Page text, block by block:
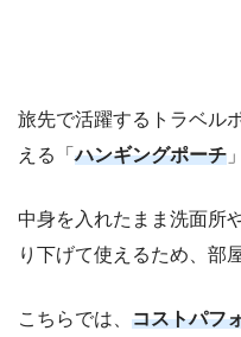
旅先で活躍するトラベル
える「ハンギングポーチ
中身を入れたまま洗面所
り下げて使えるため、部
こちらでは、 コストパフ